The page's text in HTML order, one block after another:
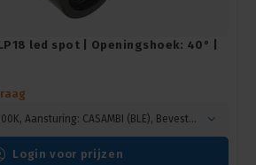
LP18 led spot | Openingshoek: 40° |
Kleurtemperatuur: 3000K, Aansturing: CASAMBI (BLE), Bevestiging: Hook mounting, Kleur: Zwart
Login voor prijzen